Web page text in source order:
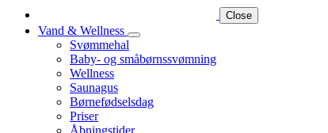
Close
Vand & Wellness
Svømmehal
Baby- og småbørnssvømning
Wellness
Saunagus
Børnefødselsdag
Priser
Åbningstider